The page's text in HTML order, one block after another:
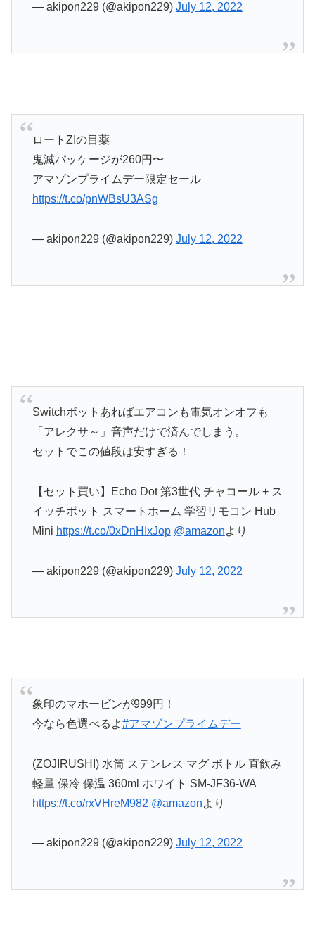
— akipon229 (@akipon229) July 12, 2022
ロートZIの目薬
鬼滅パッケージが260円〜
アマゾンプライムデー限定セール
https://t.co/pnWBsU3ASg
— akipon229 (@akipon229) July 12, 2022
Switchボットあればエアコンも電気オンオフも
「アレクサ～」音声だけで済んでしまう。
セットでこの値段は安すぎる！
【セット買い】Echo Dot 第3世代 チャコール + ス
イッチボット スマートホーム 学習リモコン Hub
Mini https://t.co/0xDnHIxJop @amazonより
— akipon229 (@akipon229) July 12, 2022
象印のマホービンが999円！
今なら色選べるよ#アマゾンプライムデー
(ZOJIRUSHI) 水筒 ステンレス マグ ボトル 直飲み
軽量 保冷 保温 360ml ホワイト SM-JF36-WA
https://t.co/rxVHreM982 @amazonより
— akipon229 (@akipon229) July 12, 2022